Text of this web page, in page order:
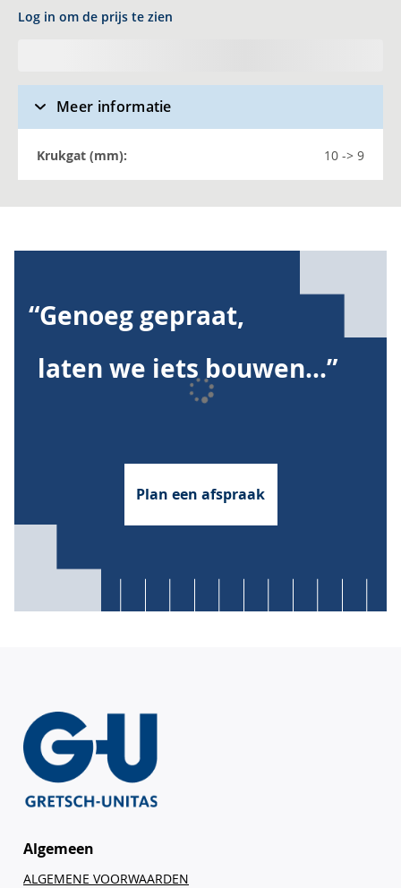
Log in om de prijs te zien
Meer informatie
Meer
informatie
10 -> 9
“Genoeg gepraat,
laten we iets bouwen...”
Plan een afspraak
Algemeen
ALGEMENE VOORWAARDEN